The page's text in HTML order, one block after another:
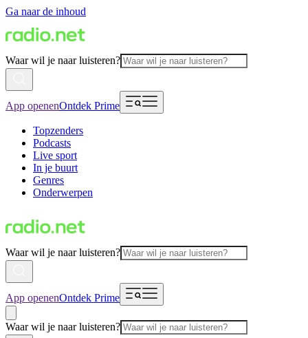
Ga naar de inhoud
Waar wil je naar luisteren?
App openenOntdek Prime
Topzenders
Podcasts
Live sport
In je buurt
Genres
Onderwerpen
Waar wil je naar luisteren?
App openenOntdek Prime
Waar wil je naar luisteren?